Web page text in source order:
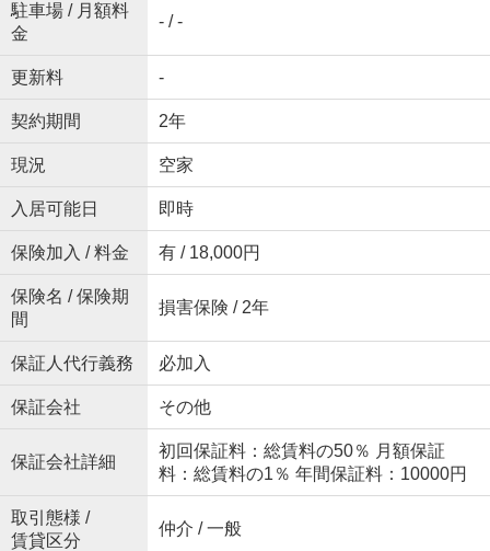
駐車場 / 月額料
金
- / -
更新料 -
契約期間 2年
現況 空家
入居可能日 即時
保険加入 / 料金 有 / 18,000円
保険名 / 保険期
間
損害保険 / 2年
保証人代行義務 必加入
保証会社 その他
保証会社詳細
初回保証料：総賃料の50％ 月額保証
料：総賃料の1％ 年間保証料：10000円
取引態様 /
賃貸区分
仲介 / 一般